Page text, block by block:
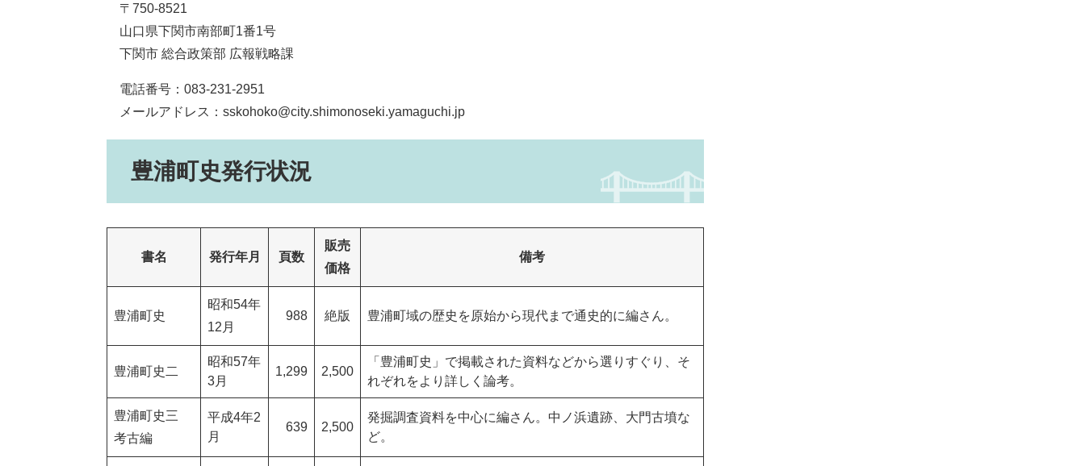
〒750-8521
山口県下関市南部町1番1号
下関市 総合政策部 広報戦略課
電話番号：083-231-2951
メールアドレス：sskohoko@city.shimonoseki.yamaguchi.jp
豊浦町史発行状況
書名 発行年月 頁数
販売
価格
備考
豊浦町史
昭和54年
12月
988 絶版 豊浦町域の歴史を原始から現代まで通史的に編さん。
豊浦町史二
昭和57年
3月
1,299 2,500
「豊浦町史」で掲載された資料などから選りすぐり、そ
れぞれをより詳しく論考。
豊浦町史三
考古編
平成4年2
月
639 2,500
発掘調査資料を中心に編さん。中ノ浜遺跡、大門古墳な
ど。